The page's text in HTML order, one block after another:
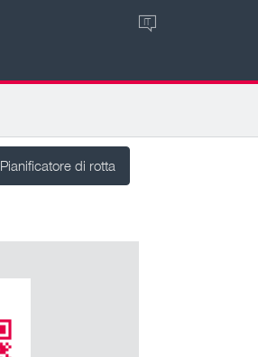
IT
Pianificatore di rotta